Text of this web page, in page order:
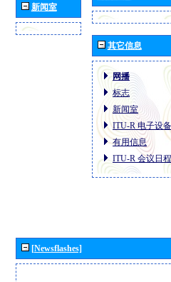
新闻室
其它信息
网播
标志
新闻室
ITU-R 电子设备
有用信息
ITU-R 会议日
[Newsflashes]